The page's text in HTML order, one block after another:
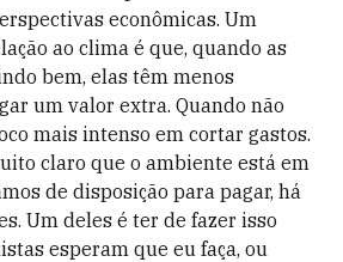
econômicas. Um
ao clima é que, quando as
bem, elas têm menos
um valor extra. Quando não
mais intenso em cortar gastos.
claro que o ambiente está em
de disposição para pagar, há
Um deles é ter de fazer isso
esperam que eu faça, ou